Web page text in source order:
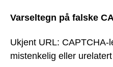
Varseltegn på falske
Ukjent URL:
mistenkelig eller